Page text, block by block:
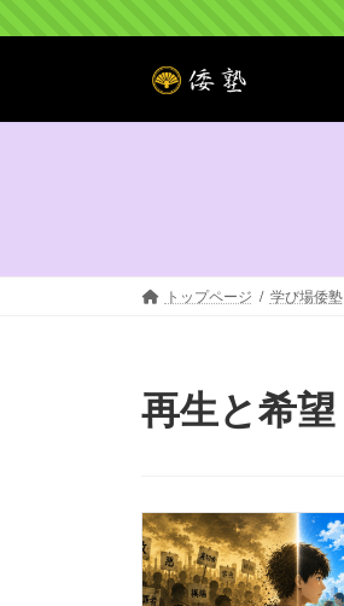
ン
ツ
プ
ビ
シ
動
トップページ 学び場倭塾
再生と希望